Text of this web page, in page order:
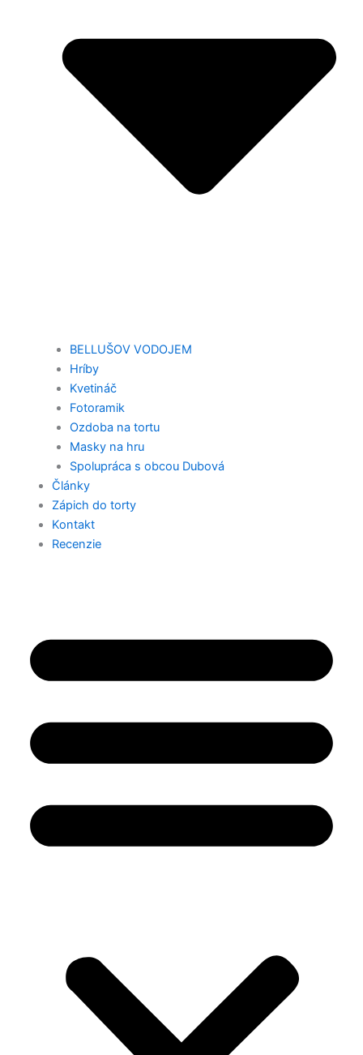
BELLUŠOV VODOJEM
Hríby
Kvetináč
Fotoramik
Ozdoba na tortu
Masky na hru
Spolupráca s obcou Dubová
Články
Zápich do torty
Kontakt
Recenzie